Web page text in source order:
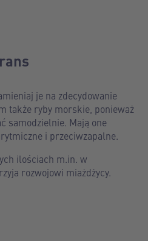
je na zdecydowanie
także ryby morskie, ponieważ
samodzielnie. Mają one
i przeciwzapalne.
ilościach m.in. w
rozwojowi miażdżycy.